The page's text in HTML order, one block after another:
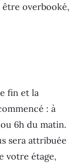
overbooké,
fin et la
: à
6h du matin.
sera attribuée
votre étage,